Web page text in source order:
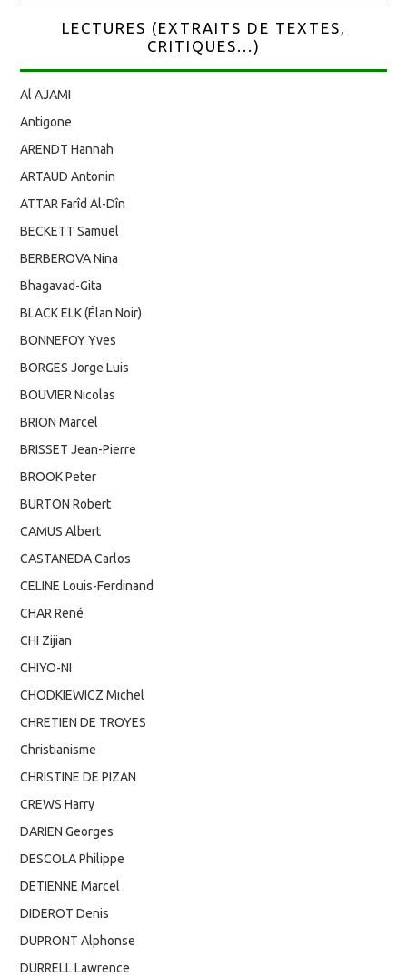
LECTURES (EXTRAITS DE TEXTES,
CRITIQUES...)
Al AJAMI
Antigone
ARENDT Hannah
ARTAUD Antonin
ATTAR Farîd Al-Dîn
BECKETT Samuel
BERBEROVA Nina
Bhagavad-Gita
BLACK ELK (Élan Noir)
BONNEFOY Yves
BORGES Jorge Luis
BOUVIER Nicolas
BRION Marcel
BRISSET Jean-Pierre
BROOK Peter
BURTON Robert
CAMUS Albert
CASTANEDA Carlos
CELINE Louis-Ferdinand
CHAR René
CHI Zijian
CHIYO-NI
CHODKIEWICZ Michel
CHRETIEN DE TROYES
Christianisme
CHRISTINE DE PIZAN
CREWS Harry
DARIEN Georges
DESCOLA Philippe
DETIENNE Marcel
DIDEROT Denis
DUPRONT Alphonse
DURRELL Lawrence